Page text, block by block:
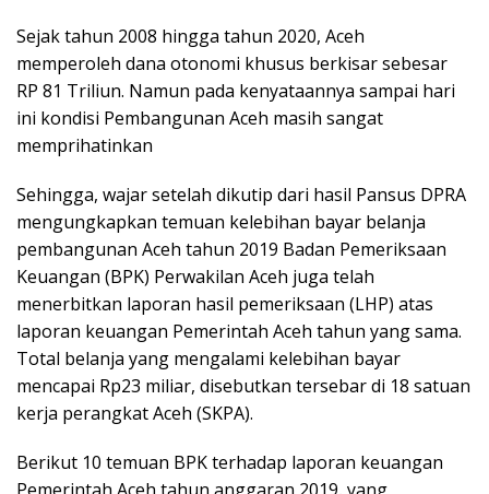
Sejak tahun 2008 hingga tahun 2020, Aceh
memperoleh dana otonomi khusus berkisar sebesar
RP 81 Triliun. Namun pada kenyataannya sampai hari
ini kondisi Pembangunan Aceh masih sangat
memprihatinkan
Sehingga, wajar setelah dikutip dari hasil Pansus DPRA
mengungkapkan temuan kelebihan bayar belanja
pembangunan Aceh tahun 2019 Badan Pemeriksaan
Keuangan (BPK) Perwakilan Aceh juga telah
menerbitkan laporan hasil pemeriksaan (LHP) atas
laporan keuangan Pemerintah Aceh tahun yang sama.
Total belanja yang mengalami kelebihan bayar
mencapai Rp23 miliar, disebutkan tersebar di 18 satuan
kerja perangkat Aceh (SKPA).
Berikut 10 temuan BPK terhadap laporan keuangan
Pemerintah Aceh tahun anggaran 2019, yang